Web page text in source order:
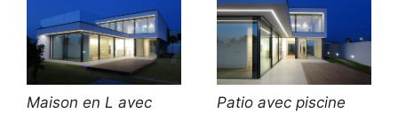
Maison en L avec
Patio avec piscine